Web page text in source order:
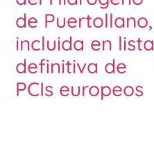
de Puertollano,
incluida en lista
definitiva de
PCIs europeos